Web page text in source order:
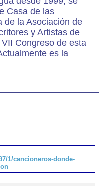
Casa de las
de la Asociación de
y Artistas de
Congreso de esta
es la
1/cancioneros-donde-